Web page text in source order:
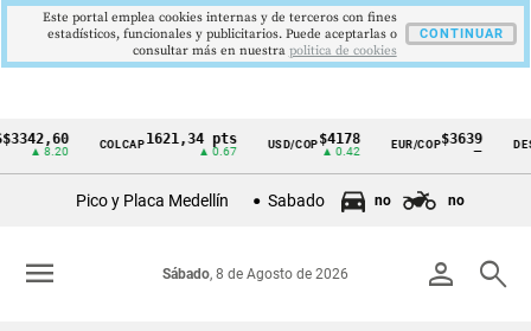
Cintillo
Colombia
COLCAP1621,34 pts USD/COP$4178
▲ 0.42
EUR/COP$3639
—
Pico y Placa Medellín Sabado no no
person search
Sábado, 8 de Agosto de 2026
menu
Este portal emplea cookies internas y de terceros con fines
estadísticos, funcionales y publicitarios. Puede aceptarlas o
consultar más en nuestra politica de cookies
CONTINUAR